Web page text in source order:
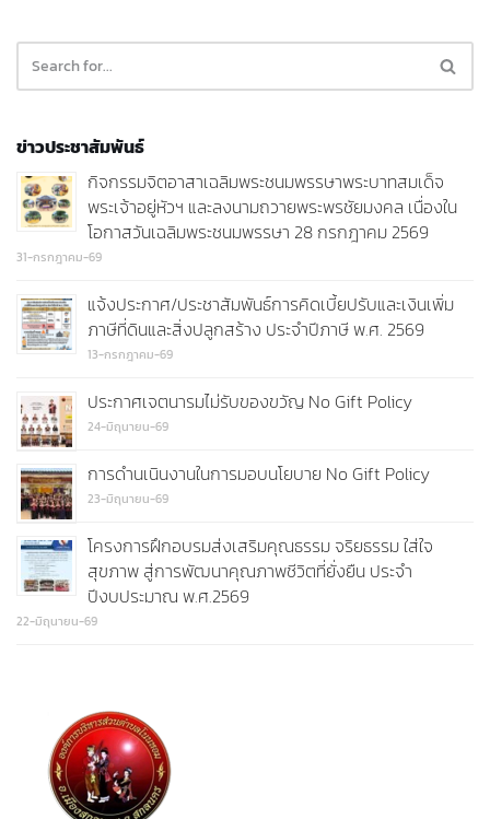
ข่าวประชาสัมพันธ์
กิจกรรมจิตอาสาเฉลิมพระชนมพรรษาพระบาทสมเด็จ
พระเจ้าอยู่หัวฯ และลงนามถวายพระพรชัยมงคล เนื่องใน
โอกาสวันเฉลิมพระชนมพรรษา 28 กรกฎาคม 2569
31-กรกฎาคม-69
แจ้งประกาศ/ประชาสัมพันธ์การคิดเบี้ยปรับและเงินเพิ่ม
ภาษีที่ดินและสิ่งปลูกสร้าง ประจำปีภาษี พ.ศ. 2569
13-กรกฎาคม-69
ประกาศเจตนารมไม่รับของขวัญ No Gift Policy
24-มิถุนายน-69
การดำนเนินงานในการมอบนโยบาย No Gift Policy
23-มิถุนายน-69
โครงการฝึกอบรมส่งเสริมคุณธรรม จริยธรรม ใส่ใจ
สุขภาพ สู่การพัฒนาคุณภาพชีวิตที่ยั่งยืน ประจำ
ปีงบประมาณ พ.ศ.2569
22-มิถุนายน-69